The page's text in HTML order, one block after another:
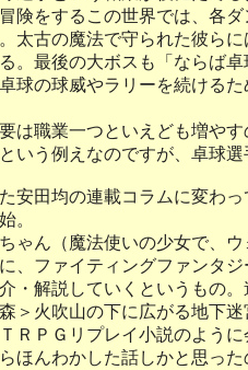
険をするこの世界では、各
太古の魔法で守られた彼ら
。最後の大ボスも「ならば
球の球威やラリーを続ける
は職業一つといえども増や
いう例えなのですが、卓球
安田均の連載コラムに変わ
。
ゃん（魔法使いの少女で、
、ファイティングファンタ
・解説していくというもの
＞火吹山の下に広がる地下
ＲＰＧリプレイ小説のよう
ほんわかした話しかと思っ